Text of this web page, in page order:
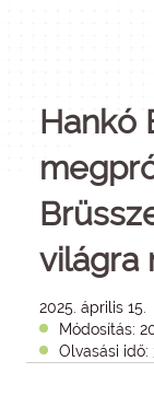
Hankó
világra
2025. április 15.
Módosítás:
Olvasási idő: